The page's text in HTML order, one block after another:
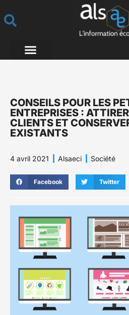
CONSEILS POUR LES
ENTREPRISES :
CLIENTS ET
EXISTANTS
4 avril 2021 Alsaeci Société
Facebook Twitter